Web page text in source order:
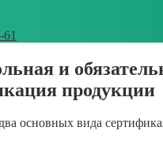
и
продукции
основных вида